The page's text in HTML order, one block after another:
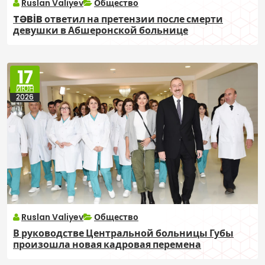
Ruslan Valiyev Общество
TƏBİB ответил на претензии после смерти
девушки в Абшеронской больнице
17
ИЮН
2026
Ruslan Valiyev Общество
В руководстве Центральной больницы Губы
произошла новая кадровая перемена